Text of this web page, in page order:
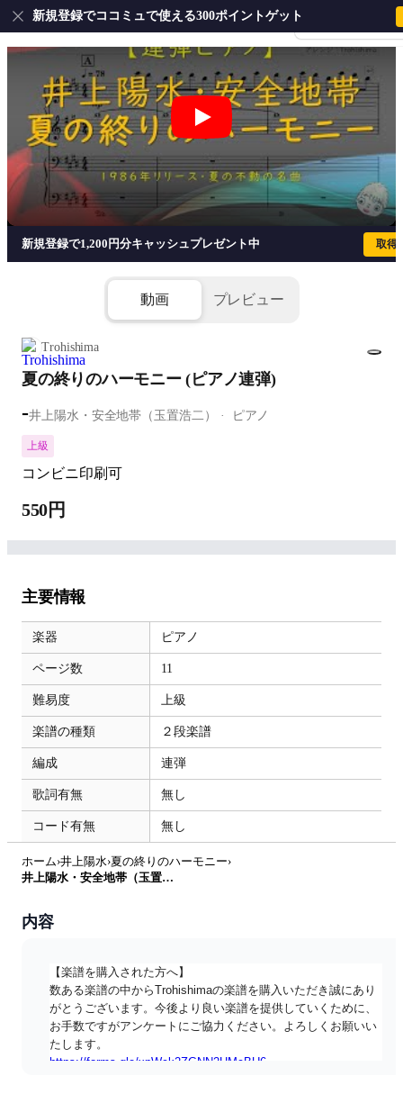
会員登録・ログイ
新規登録でココミュで使える300ポイントゲット
夏の終りのハーモニー (ピアノ連弾) -
新規登録で1,200円分キャッシュプレゼント中 取得
動画 プレビュー
Trohishima
夏の終りのハーモニー (ピアノ連弾)
-井上陽水・安全地帯（玉置浩二） ピアノ
上級
コンビニ印刷可
550円
主要情報
楽器 ピアノ
ページ数 11
難易度 上級
楽譜の種類 ２段楽譜
編成 連弾
歌詞有無 無し
コード有無 無し
ホーム›井上陽水›夏の終りのハーモニー›
井上陽水・安全地帯（玉置浩二） - 夏の終りのハーモニー (ピアノ連弾) by Trohishima
内容
【楽譜を購入された方へ】
数ある楽譜の中からTrohishimaの楽譜を購入いただき誠にあり
がとうございます。今後より良い楽譜を提供していくために、
お手数ですがアンケートにご協力ください。よろしくお願いい
たします。
https://forms.gle/xpWck2ZGNN2HMcBU6